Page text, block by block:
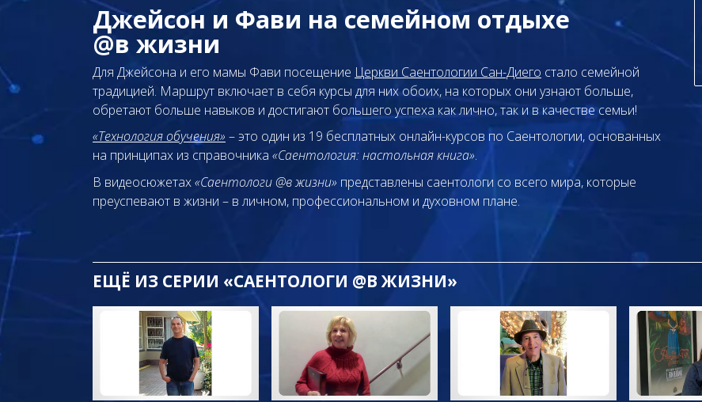
Джейсон и Фави на семейном отдыхе
@в жизни
Для Джейсона и его мамы Фави посещение Церкви Саентологии Сан-Диего стало семейной
традицией. Маршрут включает в себя курсы для них обоих, на которых они узнают больше,
обретают больше навыков и достигают большего успеха как лично, так и в качестве семьи!
«Технология обучения» – это один из 19 бесплатных онлайн-курсов по Саентологии, основанных
на принципах из справочника «Саентология: настольная книга».
В видеосюжетах«Саентологи @в жизни» представлены саентологи со всего мира, которые
преуспевают в жизни – в личном, профессиональном и духовном плане.
ЕЩЁ ИЗ СЕРИИ «САЕНТОЛОГИ @В ЖИЗНИ»